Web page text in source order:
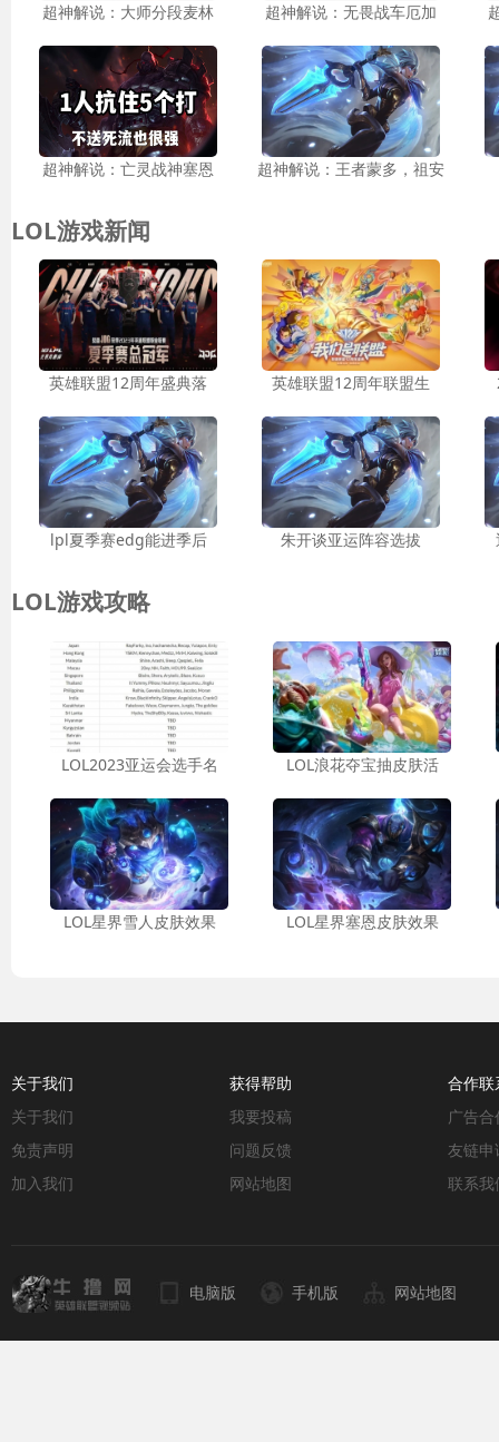
超神解说：大师分段麦林 超神解说：无畏战车厄加
超神解说：亡灵战神塞恩 超神解说：王者蒙多，祖安
LOL游戏新闻
英雄联盟12周年盛典落 英雄联盟12周年联盟生
lpl夏季赛edg能进季后 朱开谈亚运阵容选拔
LOL游戏攻略
LOL2023亚运会选手名 LOL浪花夺宝抽皮肤活
LOL星界雪人皮肤效果 LOL星界塞恩皮肤效果
关于我们
关于我们
免责声明
加入我们
获得帮助
我要投稿
问题反馈
网站地图
合作联
广告合
友链申
联系我
电脑版 手机版 网站地图